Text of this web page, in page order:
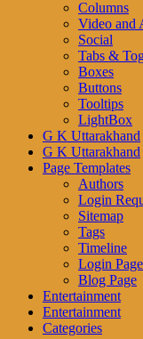
Columns
Video and
Social
Tabs &
Boxes
Buttons
Tooltips
LightBox
G K Uttarakhand
G K Uttarakhand
Page Templates
Authors
Login
Sitemap
Tags
Timeline
Login Page
Blog Page
Entertainment
Entertainment
Categories